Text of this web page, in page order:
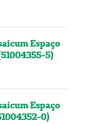
Espaço
5)
Espaço
0)